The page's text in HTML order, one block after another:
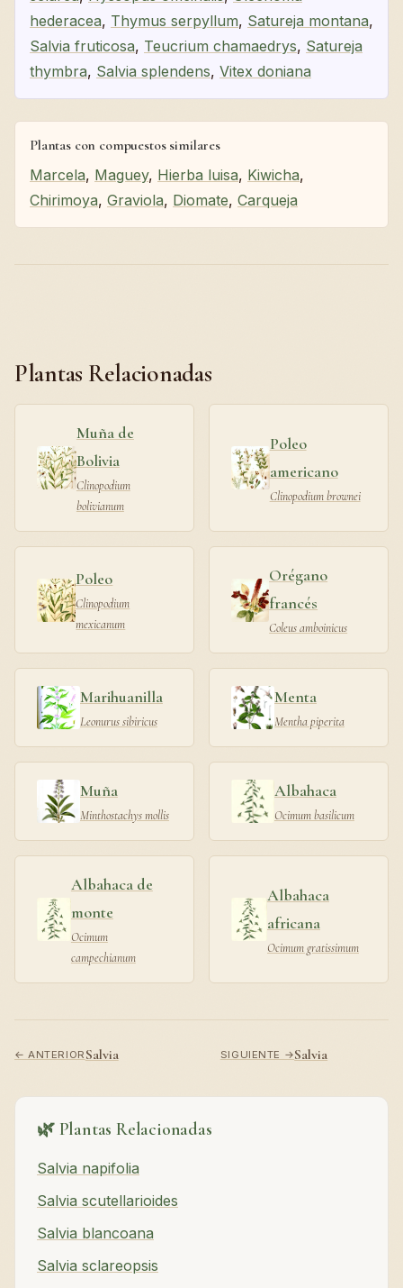
hederacea, Thymus serpyllum, Satureja montana,
Salvia fruticosa, Teucrium chamaedrys, Satureja
thymbra, Salvia splendens, Vitex doniana
Plantas con compuestos similares
Marcela, Maguey, Hierba luisa, Kiwicha,
Chirimoya, Graviola, Diomate, Carqueja
Plantas Relacionadas
Muña de
Bolivia
Clinopodium
bolivianum
Poleo
americano
Clinopodium brownei
Poleo
Clinopodium
mexicanum
Orégano
francés
Coleus amboinicus
Marihuanilla
Leonurus sibiricus
Menta
Mentha piperita
Muña
Minthostachys mollis
Albahaca
Ocimum basilicum
Albahaca de
monte
Ocimum
campechianum
Albahaca
africana
Ocimum gratissimum
← ANTERIORSalvia SIGUIENTE →Salvia
🌿 Plantas Relacionadas
Salvia napifolia
Salvia scutellarioides
Salvia blancoana
Salvia sclareopsis